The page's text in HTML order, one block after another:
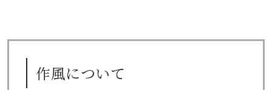
作風について